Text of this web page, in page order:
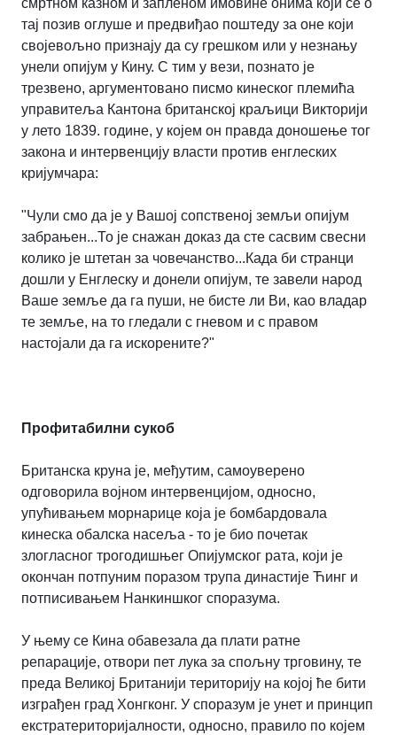
смртном казном и запленом имовине онима који се о
тај позив оглуше и предвиђао поштеду за оне који
својевољно признају да су грешком или у незнању
унели опијум у Кину. С тим у вези, познато је
трезвено, аргументовано писмо кинеског племића
управитеља Кантона британској краљици Викторији
у лето 1839. године, у којем он правда доношење тог
закона и интервенцију власти против енглеских
кријумчара:
"Чули смо да је у Вашој сопственој земљи опијум
забрањен...То је снажан доказ да сте сасвим свесни
колико је штетан за човечанство...Када би странци
дошли у Енглеску и донели опијум, те завели народ
Ваше земље да га пуши, не бисте ли Ви, као владар
те земље, на то гледали с гневом и с правом
настојали да га искорените?"
Профитабилни сукоб
Британска круна је, међутим, самоуверено
одговорила војном интервенцијом, односно,
упућивањем морнарице која је бомбардовала
кинеска обалска насеља - то је био почетак
злогласног трогодишњег Опијумског рата, који је
окончан потпуним поразом трупа династије Ћинг и
потписивањем Нанкиншког споразума.
У њему се Кина обавезала да плати ратне
репарације, отвори пет лука за спољну трговину, те
преда Великој Британији територију на којој ће бити
изграђен град Хонгконг. У споразум је унет и принцип
екстратериторијалности, односно, правило по којем